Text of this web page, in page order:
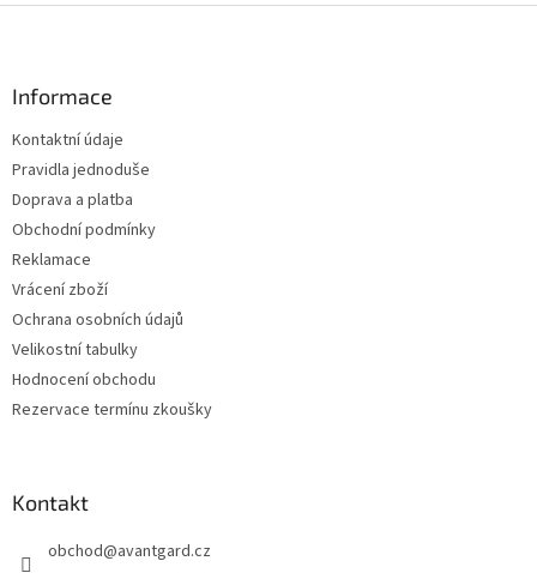
Informace
Kontaktní údaje
Pravidla jednoduše
Doprava a platba
Obchodní podmínky
Reklamace
Vrácení zboží
Ochrana osobních údajů
Velikostní tabulky
Hodnocení obchodu
Rezervace termínu zkoušky
Kontakt
obchod@avantgard.cz